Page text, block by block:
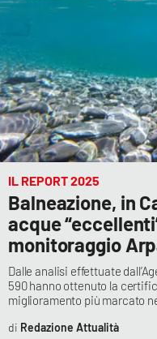
IL REPORT 2025
Balneazione, in
acque
monitoraggio
Dalle analisi effettuate
590 hanno ottenuto la
miglioramento più marcato
Redazione Attualità